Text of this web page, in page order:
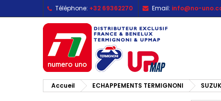
Téléphone: +32 69362270 Email: info@no-
Accueil ECHAPPEMENTS TERMIGNONI